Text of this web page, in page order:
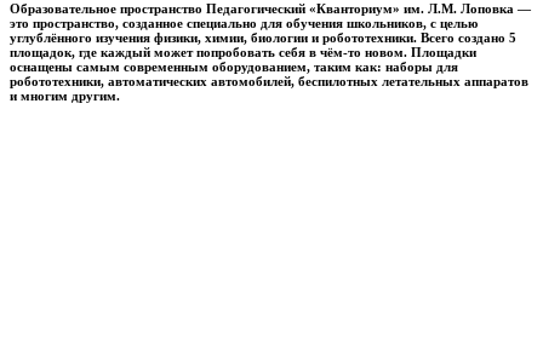
Образовательное пространство Педагогический «Кванториум» им. Л.М. Лоповка —
это пространство, созданное специально для обучения школьников, с целью
углублённого изучения физики, химии, биологии и робототехники. Всего создано 5
площадок, где каждый может попробовать себя в чём-то новом. Площадки
оснащены самым современным оборудованием, таким как: наборы для
робототехники, автоматических автомобилей, беспилотных летательных аппаратов
и многим другим.